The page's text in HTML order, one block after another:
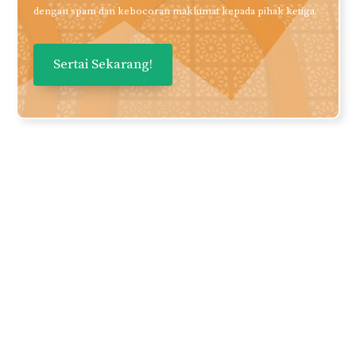
Daftarkan nama dan email anda
untuk mendapatkan panduan dan
perkongsian berkualiti terus ke